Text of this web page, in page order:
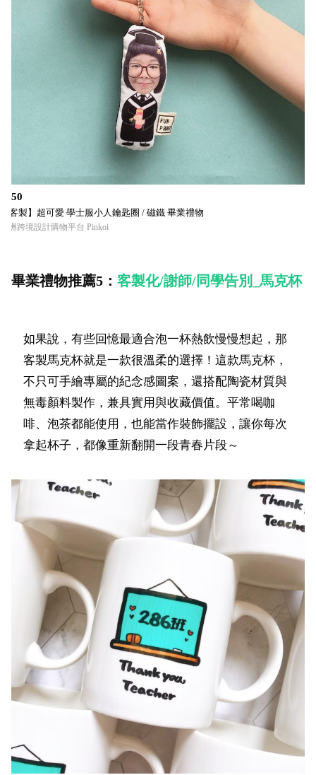
$350
【客製】超可愛 學士服小人鑰匙圈 / 磁鐵 畢業禮物
亞洲跨境設計購物平台 Pinkoi
畢業禮物推薦5： 客製化/謝師/同學告別_馬克杯
如果說，有些回憶最適合泡一杯熱飲慢慢想起，那
客製馬克杯就是一款很溫柔的選擇！這款馬克杯，
不只可手繪專屬的紀念感圖案，還搭配陶瓷材質與
無毒顏料製作，兼具實用與收藏價值。平常喝咖
啡、泡茶都能使用，也能當作裝飾擺設，讓你每次
拿起杯子，都像重新翻開一段青春片段～